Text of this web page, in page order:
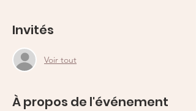
Invités
Voir tout
À propos de l'événement